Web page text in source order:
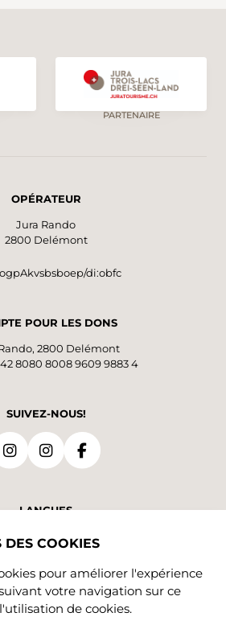
PARTENAIRE
OPÉRATEUR
Jura Rando
2800 Delémont
di:obfc
POUR LES DONS
2800 Delémont
8080 8008 9609 9883 4
SUIVEZ-NOUS!
LANGUES
FR
DES COOKIES
pour améliorer l'expérience
votre navigation sur ce
de cookies.